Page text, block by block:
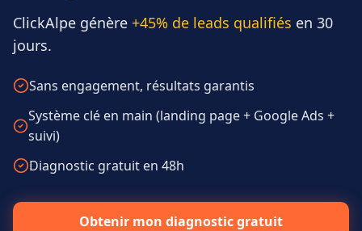
ClickAlpe génère +45% de leads qualifiés en 30
jours.
Sans engagement, résultats garantis
Système clé en main (landing page + Google Ads +
suivi)
Diagnostic gratuit en 48h
Obtenir mon diagnostic gratuit